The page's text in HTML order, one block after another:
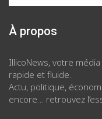
À propos
IllicoNews, votre
rapide et fluide.
Actu, politique,
encore… retrouvez